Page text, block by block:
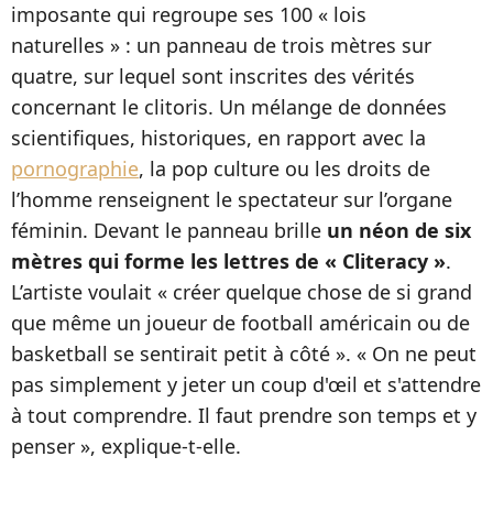
imposante qui regroupe ses 100 « lois
naturelles » : un panneau de trois mètres sur
quatre, sur lequel sont inscrites des vérités
concernant le clitoris. Un mélange de données
scientifiques, historiques, en rapport avec la
pornographie, la pop culture ou les droits de
l’homme renseignent le spectateur sur l’organe
féminin. Devant le panneau brille un néon de six
mètres qui forme les lettres de « Cliteracy ».
L’artiste voulait « créer quelque chose de si grand
que même un joueur de football américain ou de
basketball se sentirait petit à côté ». « On ne peut
pas simplement y jeter un coup d'œil et s'attendre
à tout comprendre. Il faut prendre son temps et y
penser », explique-t-elle.